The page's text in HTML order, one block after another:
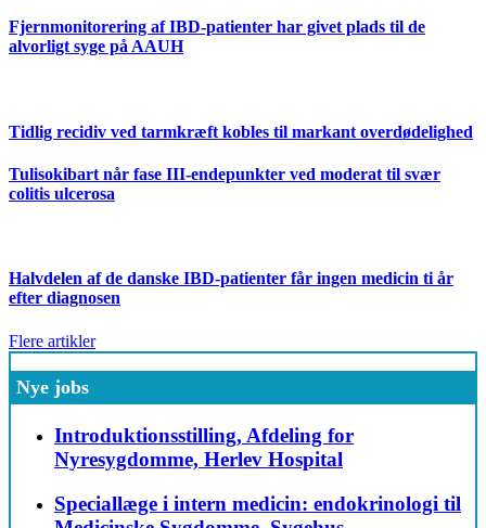
Fjernmonitorering af IBD-patienter har givet plads til de
alvorligt syge på AAUH
Tidlig recidiv ved tarmkræft kobles til markant overdødelighed
Tulisokibart når fase III-endepunkter ved moderat til svær
colitis ulcerosa
Halvdelen af de danske IBD-patienter får ingen medicin ti år
efter diagnosen
Flere artikler
Nye jobs
Introduktionsstilling, Afdeling for
Nyresygdomme, Herlev Hospital
Speciallæge i intern medicin: endokrinologi til